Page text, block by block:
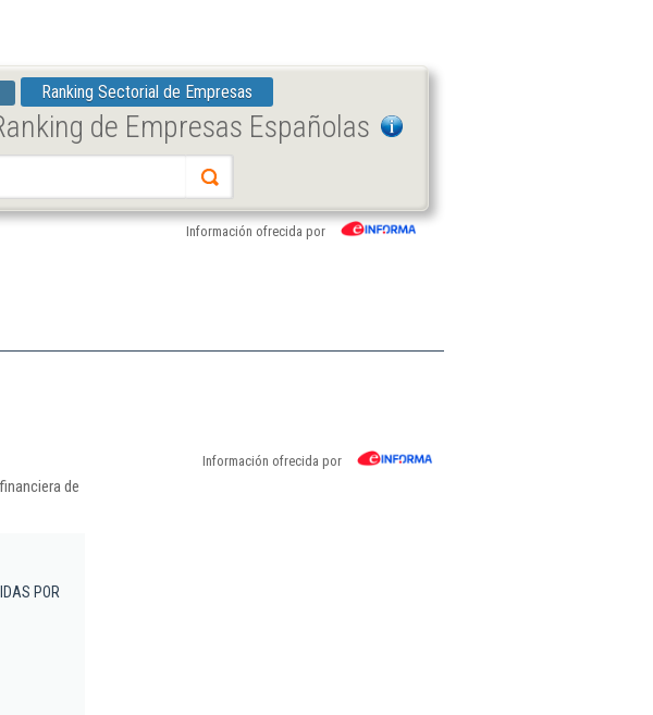
Ranking Sectorial de Empresas
de Empresas Españolas
Información ofrecida por
Información ofrecida por
de
POR